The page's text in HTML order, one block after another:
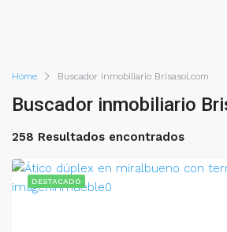
Home Buscador inmobiliario Brisasol.com
Buscador inmobiliario
258 Resultados encontrados
DESTACADO